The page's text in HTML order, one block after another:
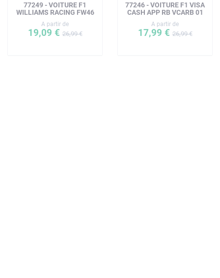
77249 - VOITURE F1
WILLIAMS RACING FW46
A partir de
19,09 €26,99 €
77246 - VOITURE F1 VISA
CASH APP RB VCARB 01
A partir de
17,99 €26,99 €